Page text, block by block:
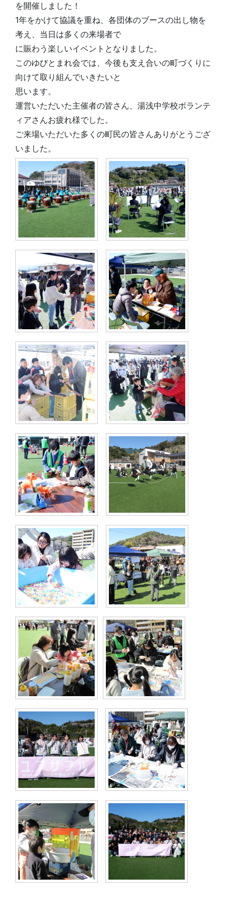
を開催しました！
1年をかけて協議を重ね、各団体のブースの出し物を
考え、当日は多くの来場者で
に賑わう楽しいイベントとなりました。
このゆびとまれ会では、今後も支え合いの町づくりに
向けて取り組んでいきたいと
思います。
運営いただいた主催者の皆さん、湯浅中学校ボランテ
ィアさんお疲れ様でした。
ご来場いただいた多くの町民の皆さんありがとうござ
いました。